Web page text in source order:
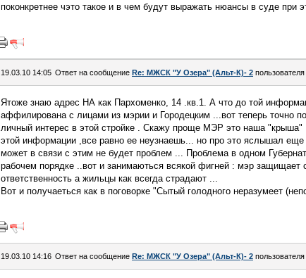
поконкретнее чэто такое и в чем будут выражать нюансы в суде при
19.03.10 14:05 Ответ на сообщение Re: МЖСК "У Озера" (Альт-К)- 2 пользователя
Ятоже знаю адрес НА как Пархоменко, 14 .кв.1. А что до той
аффилирована с лицами из мэрии и Городецким ...вот теперь точно
личный интерес в этой стройке . Скажу проще МЭР это наша "крыша"
этой информации ,все равно ее неузнаешь... но про это яслышал
может в связи с этим не будет проблем ... Проблема в одном
рабочем порядке ..вот и занимаються всякой фигней : мэр защищает
ответственность а жильцы как всегда страдают ...
Вот и получаеться как в поговорке "Сытый голодного неразумеет
19.03.10 14:16 Ответ на сообщение Re: МЖСК "У Озера" (Альт-К)- 2 пользователя